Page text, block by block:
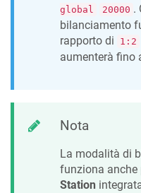
global
20000 .
bilanciamento
rapporto di
1:2
aumenterà fino
Nota
La modalità di
funziona anche
Station